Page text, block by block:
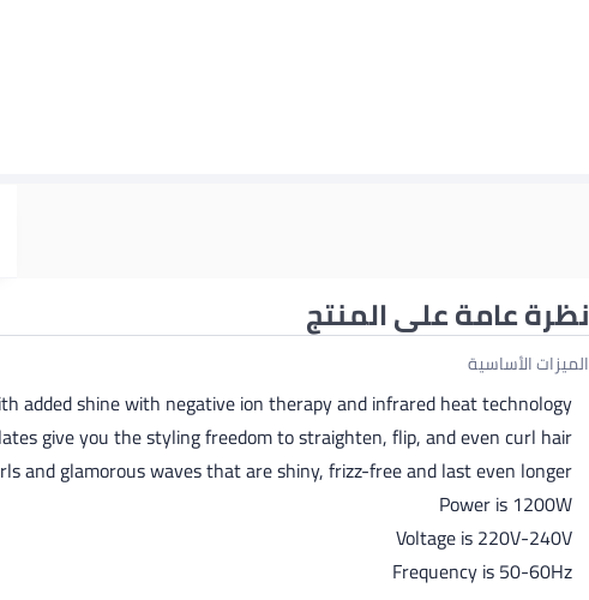
نظرة عامة على المنتج
الميزات الأساسية
added shine with negative ion therapy and infrared heat technology
give you the styling freedom to straighten, flip, and even curl hair
and glamorous waves that are shiny, frizz-free and last even longer
Power is 1200W
Voltage is 220V-240V
Frequency is 50-60Hz